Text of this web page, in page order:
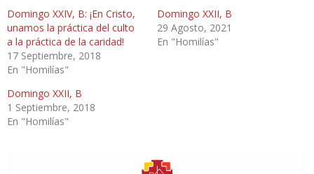
Domingo XXIV, B: ¡En Cristo,
unamos la práctica del culto
a la práctica de la caridad!
17 Septiembre, 2018
En "Homilías"
Domingo XXII, B
29 Agosto, 2021
En "Homilías"
Domingo XXII, B
1 Septiembre, 2018
En "Homilías"